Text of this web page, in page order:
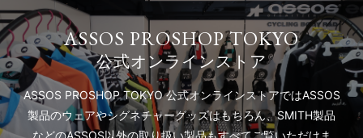
ASSOS PROSHOP TOKYO
公式オンラインストア
ASSOS PROSHOP TOKYO 公式オンラインストアではASSOS
製品のウェアやシグネチャーグッズはもちろん、SMITH製品